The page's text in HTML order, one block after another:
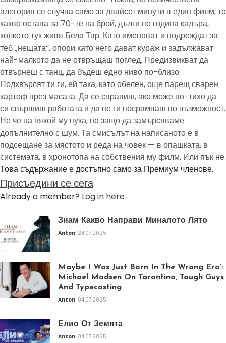
алегория се случва само за двайсет минути в един филм, то
какво остава за 70-те на брой, дълги по година кадъра,
колкото тук живя Бела Тар. Като именоват и подреждат за
теб „нещата“, опори като него дават кураж и задължават
най-малкото да не отвръщаш поглед. Предизвикват да
отвърнеш с танц, да бъдеш едно ниво по-близо.
Подхвърлят ти ги, ей така, като обелен, още парещ сварен
картоф през масата. Да се справиш, ако може по-тихо да
си свършиш работата и да не ги посрамваш по възможност.
Не че на някой му пука, но защо да замърсяваме
допълнително с шум. Та смисълът на написаното е в
подсещане за мястото и реда на човек — в опашката, в
системата, в хронотопа на собствения му филм. Или пък не.
Това съдържание е достъпно само за Премиум членове.
Присъедини се сега
Already a member? Log in here
Знам Какво Направи Миналото Лято
Anton 24.07.2025
Maybe I Was Just Born In The Wrong Era’:
Michael Madsen On Tarantino, Tough Guys
And Typecasting
Anton 04.07.2025
Елио От Земята
Anton 04.07.2025